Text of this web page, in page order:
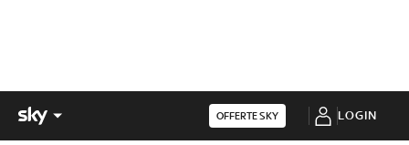
OFFERTE SKY LOGIN